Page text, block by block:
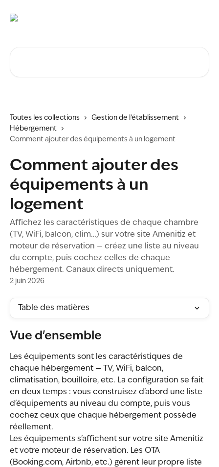
Toutes les collections
Gestion de l'établissement
Hébergement
Comment ajouter des équipements à un logement
Comment ajouter des
équipements à un
logement
Affichez les caractéristiques de chaque chambre
(TV, WiFi, balcon, clim…) sur votre site Amenitiz et
moteur de réservation — créez une liste au niveau
du compte, puis cochez celles de chaque
hébergement. Canaux directs uniquement.
2 juin 2026
Table des matières
Vue d'ensemble
Les équipements sont les caractéristiques de
chaque hébergement — TV, WiFi, balcon,
climatisation, bouilloire, etc. La configuration se fait
en deux temps : vous construisez d'abord une liste
d'équipements au niveau du compte, puis vous
cochez ceux que chaque hébergement possède
réellement.
Les équipements s'affichent sur votre site Amenitiz
et votre moteur de réservation. Les OTA
(Booking.com, Airbnb, etc.) gèrent leur propre liste